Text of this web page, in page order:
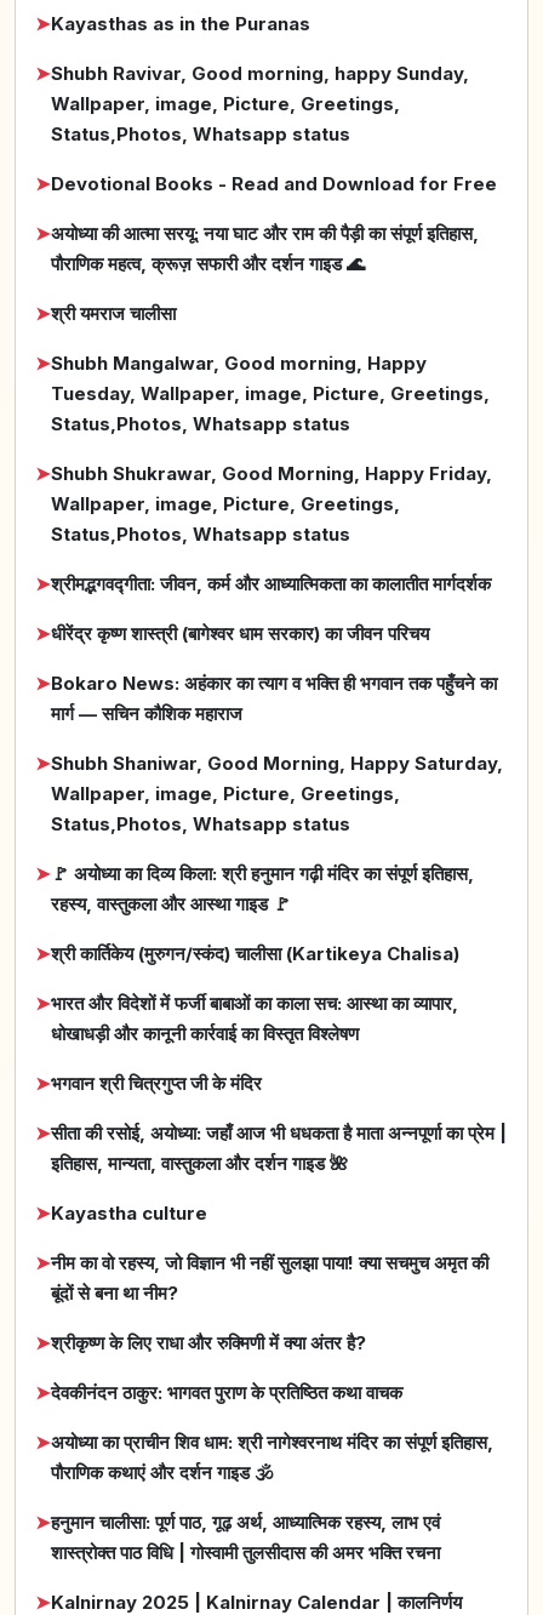
➤Kayasthas as in the Puranas
➤Shubh Ravivar, Good morning, happy Sunday,
Wallpaper, image, Picture, Greetings,
Status,Photos, Whatsapp status
➤Devotional Books - Read and Download for Free
➤अयोध्या की आत्मा सरयू: नया घाट और राम की पैड़ी का संपूर्ण इतिहास,
पौराणिक महत्व, क्रूज़ सफारी और दर्शन गाइड 🌊
➤श्री यमराज चालीसा
➤Shubh Mangalwar, Good morning, Happy
Tuesday, Wallpaper, image, Picture, Greetings,
Status,Photos, Whatsapp status
➤Shubh Shukrawar, Good Morning, Happy Friday,
Wallpaper, image, Picture, Greetings,
Status,Photos, Whatsapp status
➤श्रीमद्भगवद्गीता: जीवन, कर्म और आध्यात्मिकता का कालातीत मार्गदर्शक
➤धीरेंद्र कृष्ण शास्त्री (बागेश्वर धाम सरकार) का जीवन परिचय
➤Bokaro News: अहंकार का त्याग व भक्ति ही भगवान तक पहुँचने का
मार्ग — सचिन कौशिक महाराज
➤Shubh Shaniwar, Good Morning, Happy Saturday,
Wallpaper, image, Picture, Greetings,
Status,Photos, Whatsapp status
➤🚩 अयोध्या का दिव्य किला: श्री हनुमान गढ़ी मंदिर का संपूर्ण इतिहास,
रहस्य, वास्तुकला और आस्था गाइड 🚩
➤श्री कार्तिकेय (मुरुगन/स्कंद) चालीसा (Kartikeya Chalisa)
➤भारत और विदेशों में फर्जी बाबाओं का काला सच: आस्था का व्यापार,
धोखाधड़ी और कानूनी कार्रवाई का विस्तृत विश्लेषण
➤भगवान श्री चित्रगुप्त जी के मंदिर
➤सीता की रसोई, अयोध्या: जहाँ आज भी धधकता है माता अन्नपूर्णा का प्रेम |
इतिहास, मान्यता, वास्तुकला और दर्शन गाइड 🌺
➤Kayastha culture
➤नीम का वो रहस्य, जो विज्ञान भी नहीं सुलझा पाया! क्या सचमुच अमृत की
बूंदों से बना था नीम?
➤श्रीकृष्ण के लिए राधा और रुक्मिणी में क्या अंतर है?
➤देवकीनंदन ठाकुर: भागवत पुराण के प्रतिष्ठित कथा वाचक
➤अयोध्या का प्राचीन शिव धाम: श्री नागेश्वरनाथ मंदिर का संपूर्ण इतिहास,
पौराणिक कथाएं और दर्शन गाइड 🕉️
➤हनुमान चालीसा: पूर्ण पाठ, गूढ़ अर्थ, आध्यात्मिक रहस्य, लाभ एवं
शास्त्रोक्त पाठ विधि | गोस्वामी तुलसीदास की अमर भक्ति रचना
➤Kalnirnay 2025 | Kalnirnay Calendar | कालनिर्णय